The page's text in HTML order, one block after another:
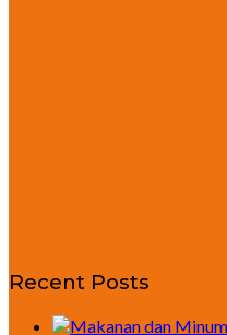
Recent Posts